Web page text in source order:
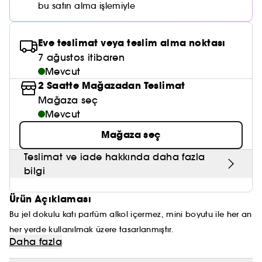
Maske
Cilt Bakım Setleri
Saç Bakım Setleri
Okyanus Esansı
Nemlendirici Bakım
Kızarıklık için Bakım
Sıkılaştırıcı ve Lifting Etkili Bakım
Cilt Tonu Eşitsizliği için Bakım
Işıltı Veren Bakım
Karma ve Yağlı Saçlar
CHAMPO
LE MONDE GOURMAND
SUMMER FRIDAYS
ERBORIAN
OLAPLEX
KÉRASTASE
TANGLE TEEZER
GISOU
K18
ARMANI
SUPERGOOP!
GISOU
OUAI
AMIKA
KAYALI
LE MONDE GOURMAND
bu satın alma işlemiyle
Eve teslimat veya teslim alma noktası
7 ağustos itibaren
Mevcut
2 Saatte Mağazadan Teslimat
Mağaza seç
Mevcut
Mağaza seç
Teslimat ve iade hakkında daha fazla
bilgi
Ürün Açıklaması
Bu jel dokulu katı parfüm alkol içermez, mini boyutu ile her an
her yerde kullanılmak üzere tasarlanmıştır.
Daha fazla